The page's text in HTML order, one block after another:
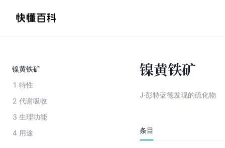
镍黄铁矿
1 特性
2 代谢吸收
3 生理功能
4 用途
镍黄铁矿
J·彭特蓝德发现的硫化物
条目